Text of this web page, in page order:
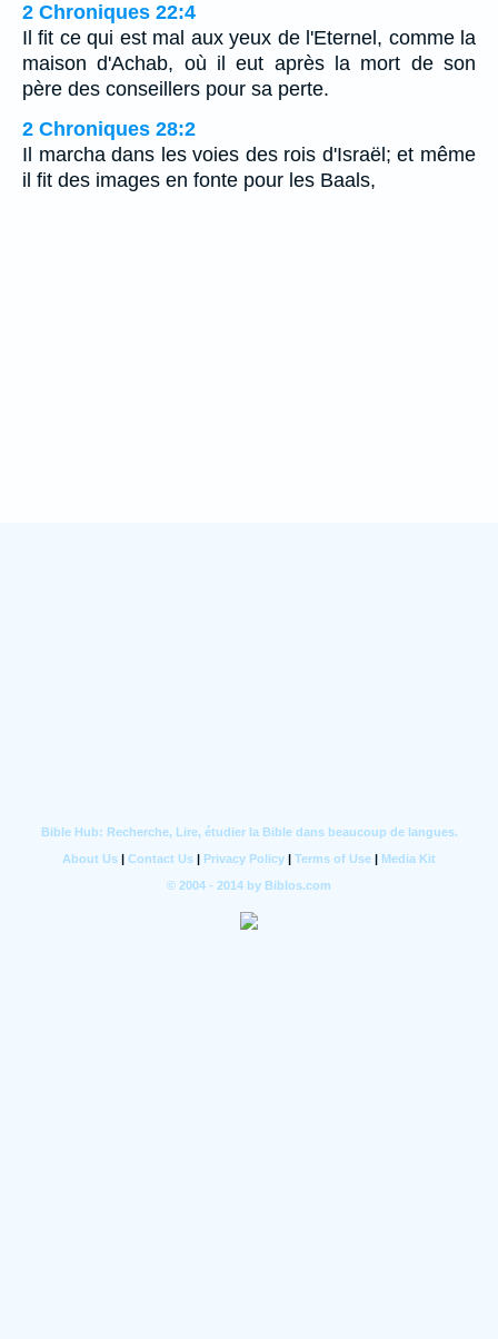
2 Chroniques 22:4
Il fit ce qui est mal aux yeux de l'Eternel, comme la
maison d'Achab, où il eut après la mort de son
père des conseillers pour sa perte.
2 Chroniques 28:2
Il marcha dans les voies des rois d'Israël; et même
il fit des images en fonte pour les Baals,